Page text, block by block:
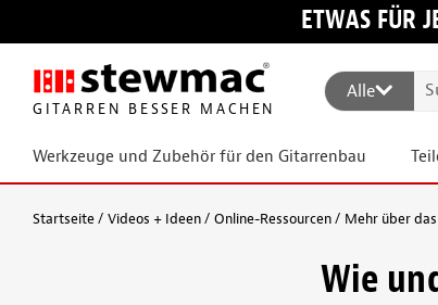
ETWAS FÜR
GITARREN BESSER MACHEN
Alle
Werkzeuge und Zubehör für den Gitarrenbau
Startseite Videos + Ideen Online-Ressourcen Mehr über
Wie